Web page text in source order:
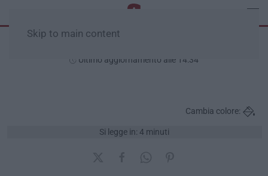
Skip to main content
Ultimo aggiornamento alle 14:34
Si legge in: 4 minuti
Cambia colore: